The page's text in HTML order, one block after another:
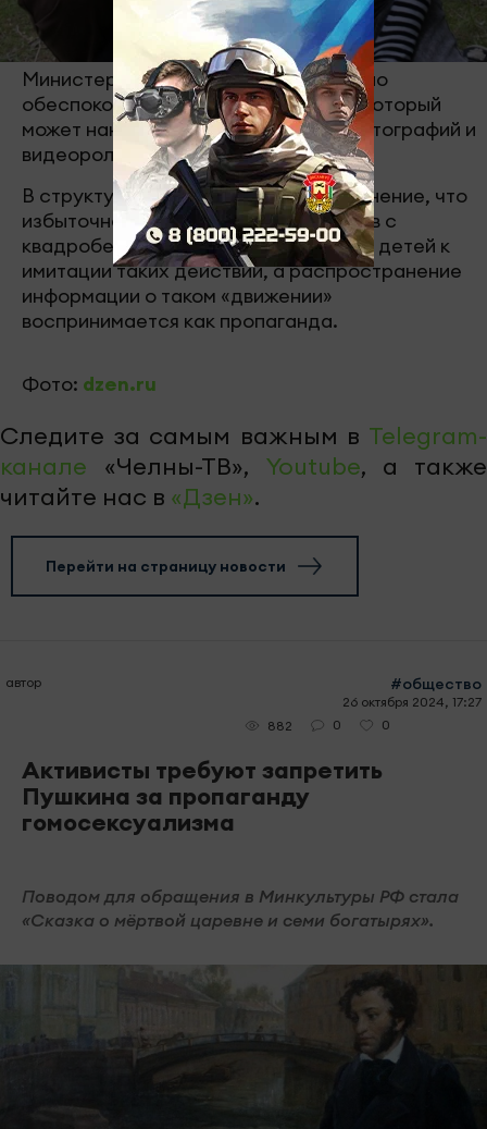
Министерство просвещения выразило
обеспокоенность по поводу вреда, который
может нанести распространение фотографий и
видеороликов с квадроберами.
В структуре ведомства высказано мнение, что
избыточное показывание материалов с
квадроберами может стимулировать детей к
имитации таких действий, а распространение
информации о таком «движении»
воспринимается как пропаганда.
Фото: dzen.ru
Следите за самым важным в Telegram-
канале «Челны-ТВ», Youtube, а также
читайте нас в «Дзен».
Перейти на страницу новости
автор #общество
26 октября 2024, 17:27
882
0 0
Активисты требуют запретить
Пушкина за пропаганду
гомосексуализма
Поводом для обращения в Минкультуры РФ стала
«Сказка о мёртвой царевне и семи богатырях».